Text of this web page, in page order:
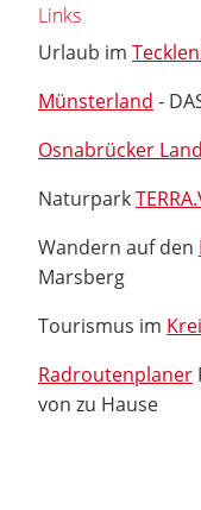
Links
Urlaub im
Münsterland -
Osnabrücker
Naturpark
Wandern auf den
Marsberg
Tourismus im
Radroutenplaner
von zu Hause